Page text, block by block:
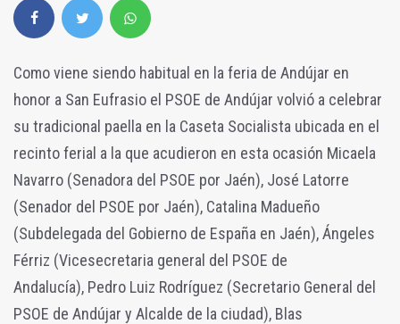
Como viene siendo habitual en la feria de Andújar en
honor a San Eufrasio el PSOE de Andújar volvió a celebrar
su tradicional paella en la Caseta Socialista ubicada en el
recinto ferial a la que acudieron en esta ocasión Micaela
Navarro (Senadora del PSOE por Jaén), José Latorre
(Senador del PSOE por Jaén), Catalina Madueño
(Subdelegada del Gobierno de España en Jaén), Ángeles
Férriz (Vicesecretaria general del PSOE de
Andalucía), Pedro Luiz Rodríguez (Secretario General del
PSOE de Andújar y Alcalde de la ciudad), Blas